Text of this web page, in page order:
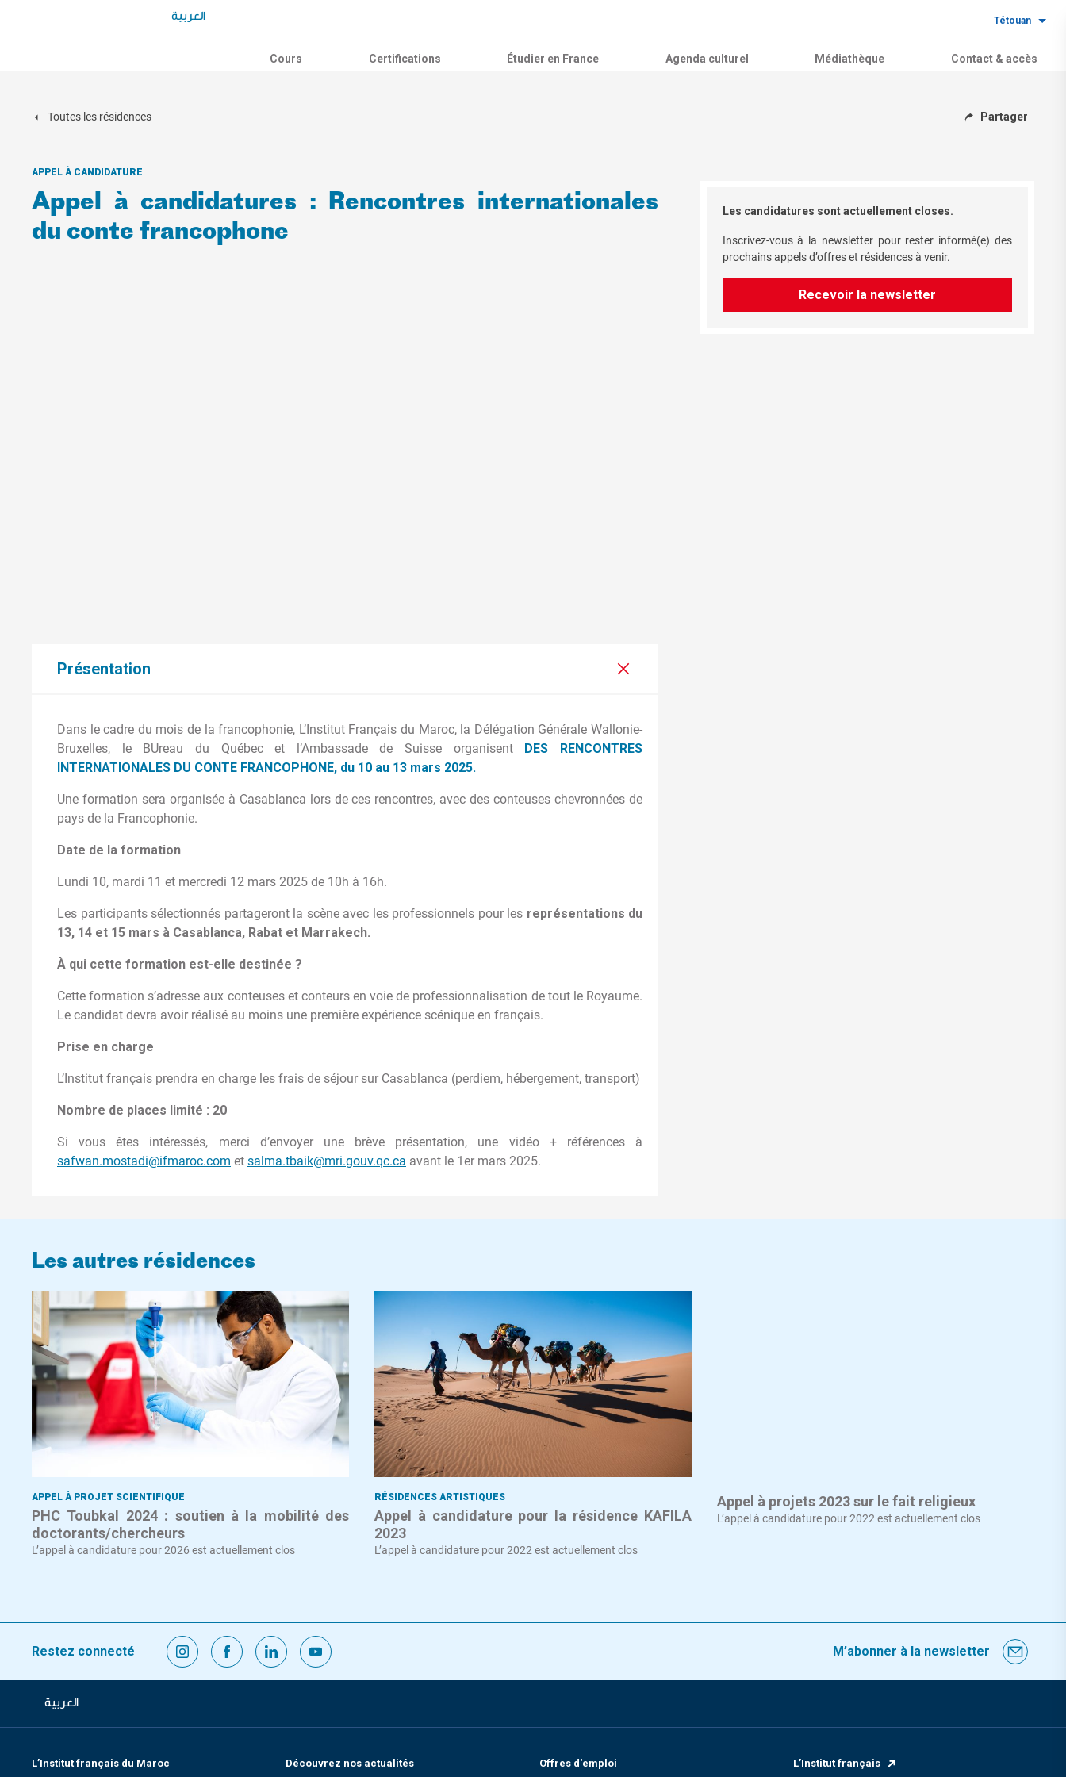
العربية Tétouan
Cours Certifications Étudier en France Agenda culturel Médiathèque Contact & accès
Toutes les résidences Partager
APPEL À CANDIDATURE
Appel à candidatures : Rencontres internationales
du conte francophone
Présentation
Dans le cadre du mois de la francophonie, L’Institut Français du Maroc, la Délégation Générale Wallonie-
Bruxelles, le BUreau du Québec et l’Ambassade de Suisse organisent
DES RENCONTRES
INTERNATIONALES DU CONTE FRANCOPHONE, du 10 au 13 mars 2025.
Une formation sera organisée à Casablanca lors de ces rencontres, avec des conteuses chevronnées de
pays de la Francophonie.
Date de la formation
Lundi 10, mardi 11 et mercredi 12 mars 2025 de 10h à 16h.
Les participants sélectionnés partageront la scène avec les professionnels pour les représentations du
13, 14 et 15 mars à Casablanca, Rabat et Marrakech.
À qui cette formation est-elle destinée ?
Cette formation s’adresse aux conteuses et conteurs en voie de professionnalisation de tout le Royaume.
Le candidat devra avoir réalisé au moins une première expérience scénique en français.
Prise en charge
L’Institut français prendra en charge les frais de séjour sur Casablanca (perdiem, hébergement, transport)
Nombre de places limité : 20
Si vous êtes intéressés, merci d’envoyer une brève présentation, une vidéo + références à
safwan.mostadi@ifmaroc.com et salma.tbaik@mri.gouv.qc.ca avant le 1er mars 2025.
Les candidatures sont actuellement closes.
Inscrivez-vous à la newsletter pour rester informé(e) des
prochains appels d’offres et résidences à venir.
Recevoir la newsletter
Les autres résidences
APPEL À PROJET SCIENTIFIQUE
PHC Toubkal 2024 : soutien à la mobilité des
doctorants/chercheurs
L’appel à candidature pour 2026 est actuellement clos
RÉSIDENCES ARTISTIQUES
Appel à candidature pour la résidence KAFILA
2023
L’appel à candidature pour 2022 est actuellement clos
Appel à projets 2023 sur le fait religieux
L’appel à candidature pour 2022 est actuellement clos
Restez connecté M’abonner à la newsletter
العربية
L’Institut français du Maroc Découvrez nos actualités Offres d'emploi L’Institut français